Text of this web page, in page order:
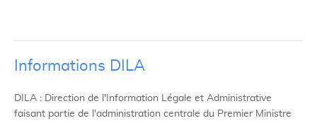
Informations DILA
DILA : Direction de l'Information Légale et Administrative
faisant partie de l'administration centrale du Premier Ministre